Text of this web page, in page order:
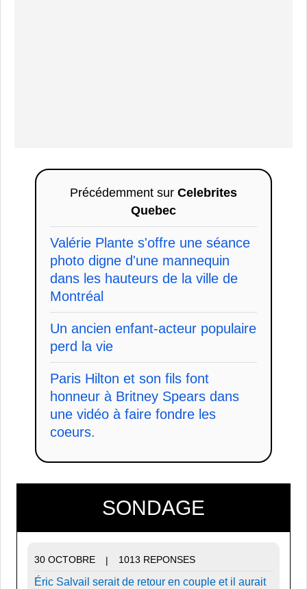
Précédemment sur Celebrites
Quebec
Valérie Plante s'offre une séance
photo digne d'une mannequin
dans les hauteurs de la ville de
Montréal
Un ancien enfant-acteur populaire
perd la vie
Paris Hilton et son fils font
honneur à Britney Spears dans
une vidéo à faire fondre les
coeurs.
SONDAGE
30 OCTOBRE | 1013 REPONSES
Éric Salvail serait de retour en couple et il aurait